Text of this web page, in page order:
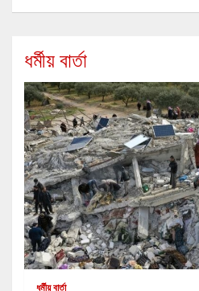
ধর্মীয় বার্তা
ধর্মীয় বার্তা